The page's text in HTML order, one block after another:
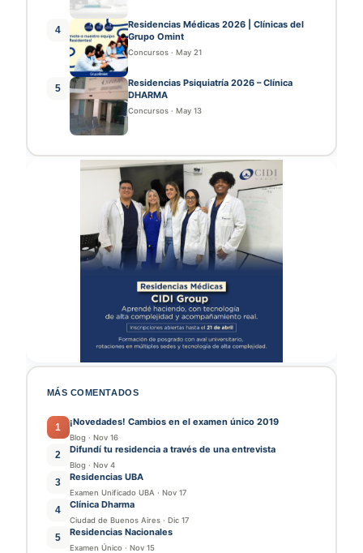
4
Residencias Médicas 2026 | Clínicas del
Grupo Omint
Concursos · May 21
5
Residencias Psiquiatría 2026 – Clínica
DHARMA
Concursos · May 13
MÁS COMENTADOS
1 ¡Novedades! Cambios en el examen único 2019
Blog · Nov 16
2 Difundí tu residencia a través de una entrevista
Blog · Nov 4
3 Residencias UBA
Examen Unificado UBA · Nov 17
4 Clínica Dharma
Ciudad de Buenos Aires · Dic 17
5 Residencias Nacionales
Examen Único · Nov 15